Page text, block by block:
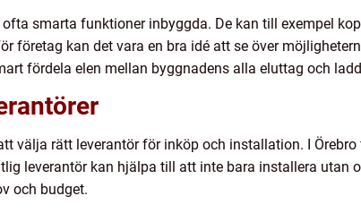
smarta funktioner inbyggda. De kan till exempel
företag kan det vara en bra idé att se över
fördela elen mellan byggnadens alla eluttag och
välja rätt leverantör för inköp och installation. I
leverantör kan hjälpa till att inte bara installera utan
och budget.